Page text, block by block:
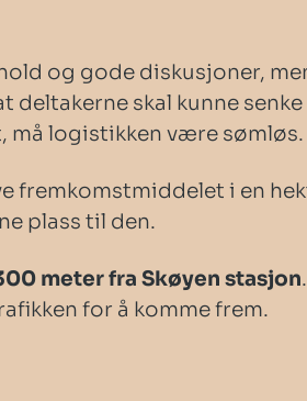
og gode diskusjoner,
deltakerne skal kunne senke
må logistikken være sømløs.
fremkomstmiddelet i en
plass til den.
meter fra Skøyen stasjon
for å komme frem.